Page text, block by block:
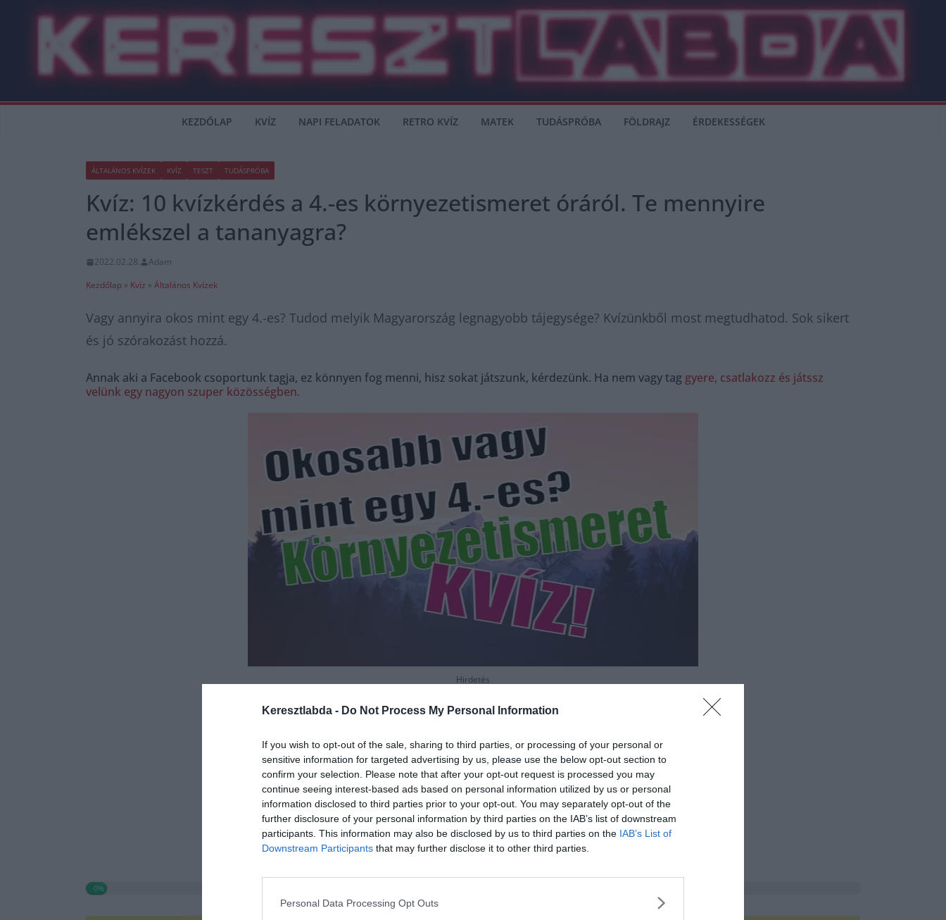
Keresztlabda - Do Not Process My Personal Information
If you wish to opt-out of the sale, sharing to third parties, or processing of your personal or
sensitive information for targeted advertising by us, please use the below opt-out section to
confirm your selection. Please note that after your opt-out request is processed you may
continue seeing interest-based ads based on personal information utilized by us or personal
information disclosed to third parties prior to your opt-out. You may separately opt-out of the
further disclosure of your personal information by third parties on the IAB’s list of downstream
participants. This information may also be disclosed by us to third parties on the IAB’s List of
Downstream Participants that may further disclose it to other third parties.
Personal Data Processing Opt Outs
KEZDŐLAP KVÍZ NAPI FELADATOK RETRO KVÍZ MATEK TUDÁSPRÓBA FÖLDRAJZ ÉRDEKESSÉGEK
ÁLTALÁNOS KVÍZEK KVÍZ TESZT TUDÁSPRÓBA
Kvíz: 10 kvízkérdés a 4.-es környezetismeret óráról. Te mennyire
emlékszel a tananyagra?
2022.02.28.
Adam
Kezdőlap » Kvíz » Általános Kvízek
Vagy annyira okos mint egy 4.-es? Tudod melyik Magyarország legnagyobb tájegysége? Kvízünkből most megtudhatod. Sok sikert
és jó szórakozást hozzá.
Annak aki a Facebook csoportunk tagja, ez könnyen fog menni, hisz sokat játszunk, kérdezünk. Ha nem vagy tag gyere, csatlakozz és játssz
velünk egy nagyon szuper közösségben.
Hirdetés
0%